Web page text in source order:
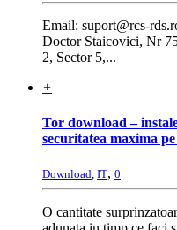
Email: suport@rcs-
Doctor Staicovici, Nr
2, Sector 5,...
+
Tor download –
securitatea maxima
Download, IT, 0
O cantitate